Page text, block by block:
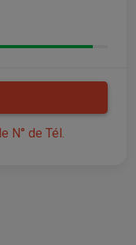
N° de Tél.